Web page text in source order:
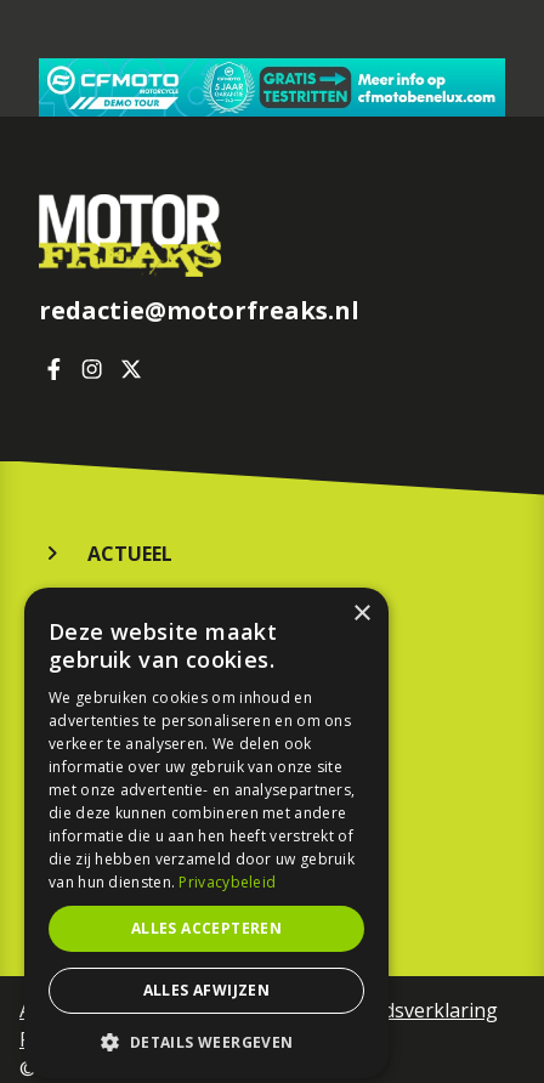
redactie@motorfreaks.nl
ACTUEEL
KOOPGIDS
TESTEN
SPORT
REPORTAGE
TOUREN
NIEUWSBRIEF
Algemene voorwaardenToegankelijkheidsverklaring
Privacy Policy
©Motorfreaks 2026
×
Deze website maakt
gebruik van cookies.
We gebruiken cookies om inhoud en
advertenties te personaliseren en om ons
verkeer te analyseren. We delen ook
informatie over uw gebruik van onze site
met onze advertentie- en analysepartners,
die deze kunnen combineren met andere
informatie die u aan hen heeft verstrekt of
die zij hebben verzameld door uw gebruik
van hun diensten. Privacybeleid
ALLES ACCEPTEREN
ALLES AFWIJZEN
DETAILS WEERGEVEN